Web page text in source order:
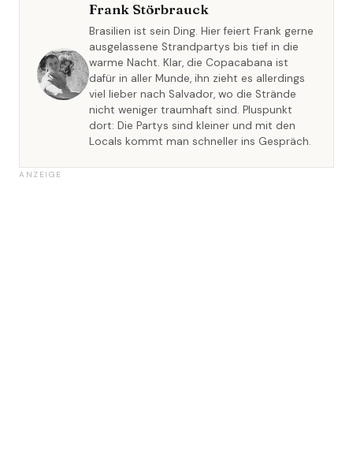
Frank Störbrauck
Brasilien ist sein Ding. Hier feiert Frank gerne
ausgelassene Strandpartys bis tief in die
warme Nacht. Klar, die Copacabana ist
dafür in aller Munde, ihn zieht es allerdings
viel lieber nach Salvador, wo die Strände
nicht weniger traumhaft sind. Pluspunkt
dort: Die Partys sind kleiner und mit den
Locals kommt man schneller ins Gespräch.
ANZEIGE